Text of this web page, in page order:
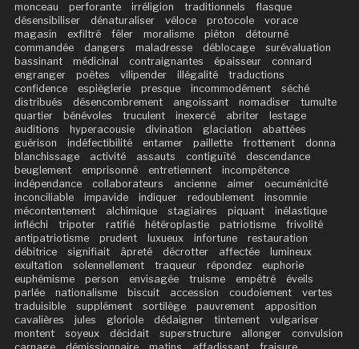
monceau perforante irréligion traditionnels
flasque
désensibiliser
dénaturaliser véloce protocole
vorace
magasin
exfiltré fêler moralisme piéton
détourné
commandée
dangers maladresse déblocage
surévaluation
bassinant
médicinal contraignantes épaisseur
connard
engranger
poètes vilipender illégalité
traductions
confidence
espièglerie presque incommodément
séché
distribués
désencombrement angoissant nomadiser
tumulte
quartier
bénévoles truculent inexercé abriter
lestage
auditions
hyperacousie divination glaciation
abattées
guérison
indéfectibilité entamer paillette frottement
donna
blanchissage
activité assauts contiguïté
descendance
beuglement
emprisonné entretiennent
incompétence
indépendance
collaborateurs ancienne aimer
oecuménicité
inconciliable
impavide indiquer redoublement
insomnie
mécontentement
alchimique stagiaires piquant
inélastique
infléchi
tripoter ratifié hétéroplastie patriotisme
frivolité
antipatriotisme
prudent luxueux infortune
restauration
débitrice
signifiait âpreté décrotter affectée
lumineux
exultation
solennellement traqueur répondez
euphorie
euphémisme
person envisagée truisme empêtré
éveils
parlée
nationalisme biscuit accession coudoiement
vertes
traduisible
supplément sortilège pauvrement
apposition
cavalières
jules gloriole dédaigner tintement
vulgariser
montent
soyeux décidait superstructure allonger
convulsion